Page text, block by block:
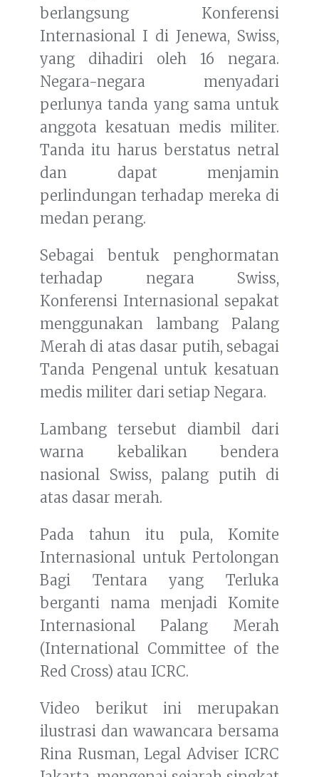
berlangsung Konferensi
Internasional I di Jenewa, Swiss,
yang dihadiri oleh 16 negara.
Negara-negara menyadari
perlunya tanda yang sama untuk
anggota kesatuan medis militer.
Tanda itu harus berstatus netral
dan dapat menjamin
perlindungan terhadap mereka di
medan perang.
Sebagai bentuk penghormatan
terhadap negara Swiss,
Konferensi Internasional sepakat
menggunakan lambang Palang
Merah di atas dasar putih, sebagai
Tanda Pengenal untuk kesatuan
medis militer dari setiap Negara.
Lambang tersebut diambil dari
warna kebalikan bendera
nasional Swiss, palang putih di
atas dasar merah.
Pada tahun itu pula, Komite
Internasional untuk Pertolongan
Bagi Tentara yang Terluka
berganti nama menjadi Komite
Internasional Palang Merah
(International Committee of the
Red Cross) atau ICRC.
Video berikut ini merupakan
ilustrasi dan wawancara bersama
Rina Rusman, Legal Adviser ICRC